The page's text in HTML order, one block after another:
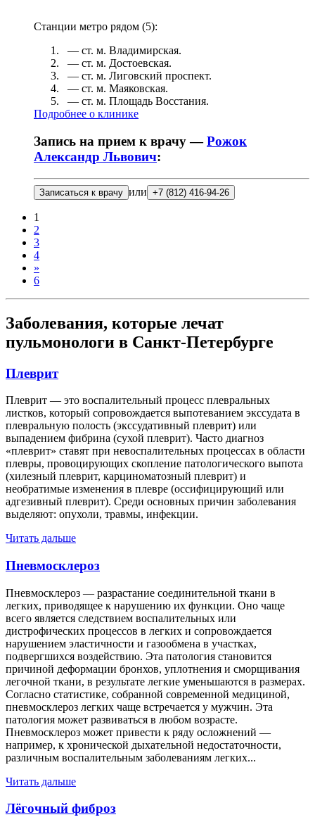
Станции метро рядом (5):
— ст. м. Владимирская.
— ст. м. Достоевская.
— ст. м. Лиговский проспект.
— ст. м. Маяковская.
— ст. м. Площадь Восстания.
Подробнее о клинике
Запись на прием к врачу —Рожок
Александр Львович:
Записаться к врачу или +7 (812) 416-94-26
1
2
3
4
»
6
Заболевания, которые лечат
пульмонологи в Санкт-Петербурге
Плеврит
Плеврит — это воспалительный процесс плевральных
листков, который сопровождается выпотеванием экссудата в
плевральную полость (экссудативный плеврит) или
выпадением фибрина (сухой плеврит). Часто диагноз
«плеврит» ставят при невоспалительных процессах в области
плевры, провоцирующих скопление патологического выпота
(хилезный плеврит, карциноматозный плеврит) и
необратимые изменения в плевре (оссифицирующий или
адгезивный плеврит). Среди основных причин заболевания
выделяют: опухоли, травмы, инфекции.
Читать дальше
Пневмосклероз
Пневмосклероз — разрастание соединительной ткани в
легких, приводящее к нарушению их функции. Оно чаще
всего является следствием воспалительных или
дистрофических процессов в легких и сопровождается
нарушением эластичности и газообмена в участках,
подвергшихся воздействию. Эта патология становится
причиной деформации бронхов, уплотнения и сморщивания
легочной ткани, в результате легкие уменьшаются в размерах.
Согласно статистике, собранной современной медициной,
пневмосклероз легких чаще встречается у мужчин. Эта
патология может развиваться в любом возрасте.
Пневмосклероз может привести к ряду осложнений —
например, к хронической дыхательной недостаточности,
различным воспалительным заболеваниям легких...
Читать дальше
Лёгочный фиброз